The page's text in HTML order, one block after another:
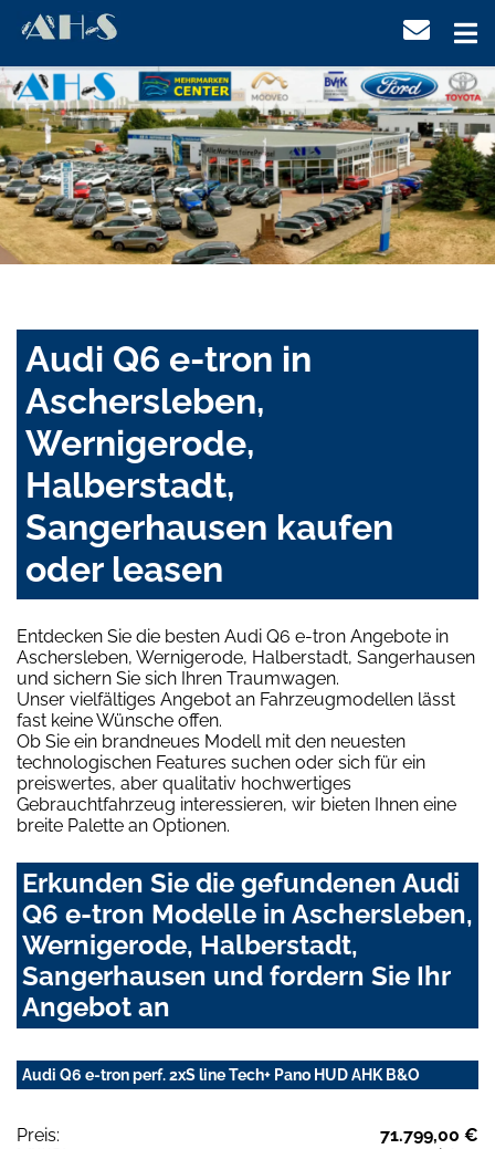
Audi Q6 e-tron in
Aschersleben,
Wernigerode,
Halberstadt,
Sangerhausen kaufen
oder leasen
Entdecken Sie die besten Audi Q6 e-tron Angebote in
Aschersleben, Wernigerode, Halberstadt, Sangerhausen
und sichern Sie sich Ihren Traumwagen.
Unser vielfältiges Angebot an Fahrzeugmodellen lässt
fast keine Wünsche offen.
Ob Sie ein brandneues Modell mit den neuesten
technologischen Features suchen oder sich für ein
preiswertes, aber qualitativ hochwertiges
Gebrauchtfahrzeug interessieren, wir bieten Ihnen eine
breite Palette an Optionen.
Erkunden Sie die gefundenen Audi
Q6 e-tron Modelle in Aschersleben,
Wernigerode, Halberstadt,
Sangerhausen und fordern Sie Ihr
Angebot an
Audi Q6 e-tron perf. 2xS line Tech+ Pano HUD AHK B&O
Preis:
71.799,00 €